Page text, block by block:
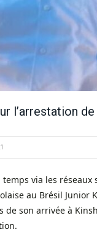
l’arrestation
via les
au Brésil Junior
de son arrivée à